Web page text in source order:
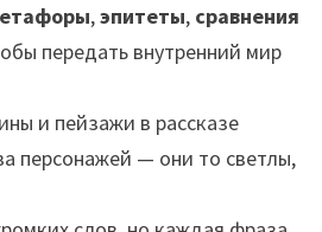
,эпитеты, сравнения
передать внутренний мир
и пейзажи в рассказе
персонажей — они то светлы,